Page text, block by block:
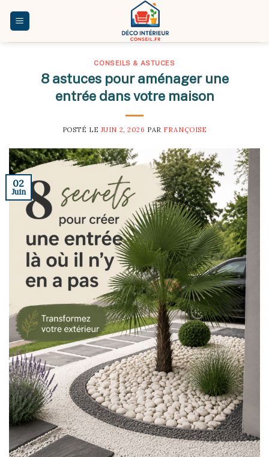
CONSEILS & ASTUCES
8 astuces pour aménager une
entrée dans votre maison
POSTÉ LE JUIN 2, 2026 PAR FRANÇOISE
02
Juin